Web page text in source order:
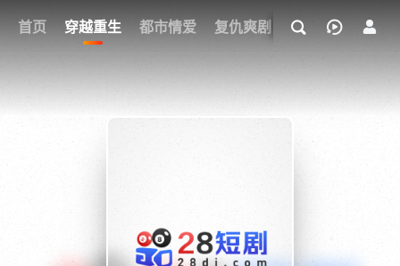
首页 穿越重生 都市情爱 复仇爽剧 玄幻武侠 奇幻
我的观影记录